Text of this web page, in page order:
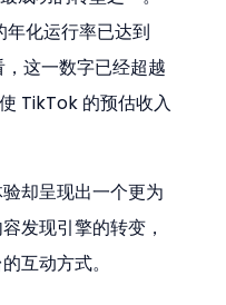
年化运行率已达到
这一数字已经超越
TikTok 的预估收入
却呈现出一个更为
发现引擎的转变，
互动方式。